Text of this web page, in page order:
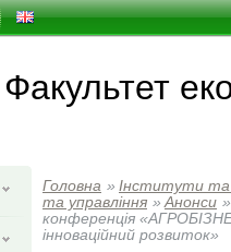
Факультет
Головна » Інститути
та управлiння » Анонси »
конференція
інноваційний розвиток»